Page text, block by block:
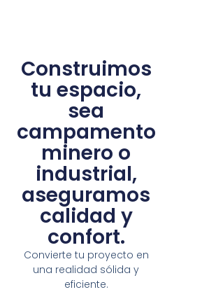
Construimos
tu espacio,
sea
campamento
minero o
industrial,
aseguramos
calidad y
confort.
Convierte tu proyecto en
una realidad sólida y
eficiente.